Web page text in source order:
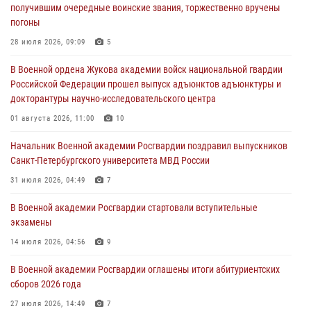
23 июля 2026, 04:51
Курсант Военной академии войск национальной гвардии принял
22 июля 2026, 09:41
Мастер‑класс по стрельбе: точность, тактика, профессионализм
20 июля 2026, 11:17 8
108 лет со дня образования подразделений связи войск
получившим очередные воинские звания, торжественно вручены
погоны
28 июля 2026, 09:09 5
В Военной ордена Жукова академии войск национальной гвардии
Российской Федерации прошел выпуск адъюнктов адъюнктуры и
докторантуры научно-исследовательского центра
01 августа 2026, 11:00 10
Начальник Военной академии Росгвардии поздравил выпускников
Санкт-Петербургского университета МВД России
31 июля 2026, 04:49 7
В Военной академии Росгвардии стартовали вступительные
экзамены
14 июля 2026, 04:56 9
В Военной академии Росгвардии оглашены итоги абитуриентских
сборов 2026 года
27 июля 2026, 14:49 7